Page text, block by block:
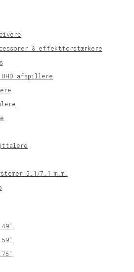
& effektforstærkere
UHD afspillere
5.1/7.1 m.m.